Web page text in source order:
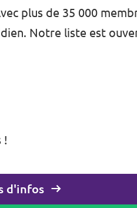
plus de 35 000
Notre liste est
!
d'infos